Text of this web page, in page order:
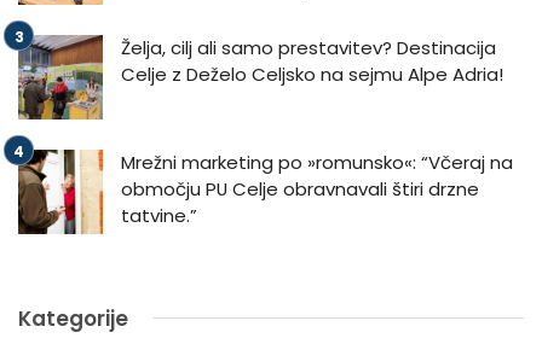
Želja, cilj ali samo prestavitev? Destinacija
Celje z Deželo Celjsko na sejmu Alpe Adria!
Mrežni marketing po »romunsko«: “Včeraj na
območju PU Celje obravnavali štiri drzne
tatvine.”
Kategorije